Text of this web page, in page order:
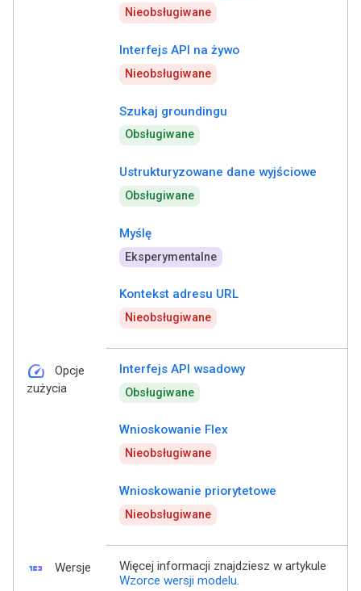
Nieobsługiwane
Interfejs API na żywo
Nieobsługiwane
Szukaj groundingu
Obsługiwane
Ustrukturyzowane dane wyjściowe
Obsługiwane
Myślę
Eksperymentalne
Kontekst adresu URL
Nieobsługiwane
speed
Opcje
zużycia
Interfejs API wsadowy
Obsługiwane
Wnioskowanie Flex
Nieobsługiwane
Wnioskowanie priorytetowe
Nieobsługiwane
123 Wersje
Więcej informacji znajdziesz w artykule
Wzorce wersji modelu.